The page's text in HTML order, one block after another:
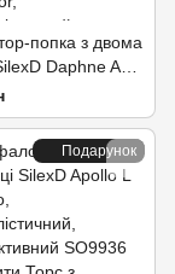
попка з двома
Daphne Ass
Подарунок